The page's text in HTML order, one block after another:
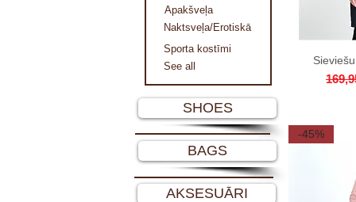
Apakšveļa
Naktsveļa/Erotiskā
Sporta kostīmi
See all
SHOES
BAGS
AKSESUĀRI
-45%